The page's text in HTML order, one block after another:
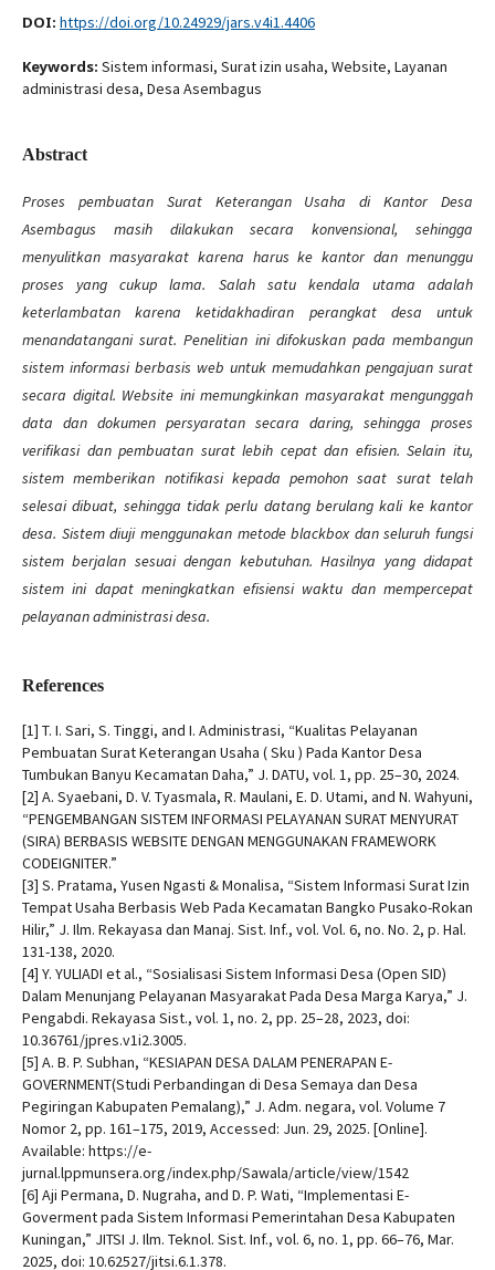
DOI: https://doi.org/10.24929/jars.v4i1.4406
Keywords: Sistem informasi, Surat izin usaha, Website, Layanan
administrasi desa, Desa Asembagus
Abstract
Proses pembuatan Surat Keterangan Usaha di Kantor Desa
Asembagus masih dilakukan secara konvensional, sehingga
menyulitkan masyarakat karena harus ke kantor dan menunggu
proses yang cukup lama. Salah satu kendala utama adalah
keterlambatan karena ketidakhadiran perangkat desa untuk
menandatangani surat. Penelitian ini difokuskan pada membangun
sistem informasi berbasis web untuk memudahkan pengajuan surat
secara digital. Website ini memungkinkan masyarakat mengunggah
data dan dokumen persyaratan secara daring, sehingga proses
verifikasi dan pembuatan surat lebih cepat dan efisien. Selain itu,
sistem memberikan notifikasi kepada pemohon saat surat telah
selesai dibuat, sehingga tidak perlu datang berulang kali ke kantor
desa. Sistem diuji menggunakan metode blackbox dan seluruh fungsi
sistem berjalan sesuai dengan kebutuhan. Hasilnya yang didapat
sistem ini dapat meningkatkan efisiensi waktu dan mempercepat
pelayanan administrasi desa.
References
[1] T. I. Sari, S. Tinggi, and I. Administrasi, “Kualitas Pelayanan
Pembuatan Surat Keterangan Usaha ( Sku ) Pada Kantor Desa
Tumbukan Banyu Kecamatan Daha,” J. DATU, vol. 1, pp. 25–30, 2024.
[2] A. Syaebani, D. V. Tyasmala, R. Maulani, E. D. Utami, and N. Wahyuni,
“PENGEMBANGAN SISTEM INFORMASI PELAYANAN SURAT MENYURAT
(SIRA) BERBASIS WEBSITE DENGAN MENGGUNAKAN FRAMEWORK
CODEIGNITER.”
[3] S. Pratama, Yusen Ngasti & Monalisa, “Sistem Informasi Surat Izin
Tempat Usaha Berbasis Web Pada Kecamatan Bangko Pusako-Rokan
Hilir,” J. Ilm. Rekayasa dan Manaj. Sist. Inf., vol. Vol. 6, no. No. 2, p. Hal.
131-138, 2020.
[4] Y. YULIADI et al., “Sosialisasi Sistem Informasi Desa (Open SID)
Dalam Menunjang Pelayanan Masyarakat Pada Desa Marga Karya,” J.
Pengabdi. Rekayasa Sist., vol. 1, no. 2, pp. 25–28, 2023, doi:
10.36761/jpres.v1i2.3005.
[5] A. B. P. Subhan, “KESIAPAN DESA DALAM PENERAPAN E-
GOVERNMENT(Studi Perbandingan di Desa Semaya dan Desa
Pegiringan Kabupaten Pemalang),” J. Adm. negara, vol. Volume 7
Nomor 2, pp. 161–175, 2019, Accessed: Jun. 29, 2025. [Online].
Available: https://e-
jurnal.lppmunsera.org/index.php/Sawala/article/view/1542
[6] Aji Permana, D. Nugraha, and D. P. Wati, “Implementasi E-
Goverment pada Sistem Informasi Pemerintahan Desa Kabupaten
Kuningan,” JITSI J. Ilm. Teknol. Sist. Inf., vol. 6, no. 1, pp. 66–76, Mar.
2025, doi: 10.62527/jitsi.6.1.378.